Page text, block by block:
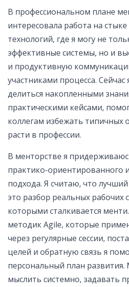
В профессиональном плане
интересовала работа на стыке
технологий, где я могу не
эффективные системы, но и
и продуктивную
участниками процесса. Сейчас
делиться накопленными
практическими кейсами,
коллегам избежать типичных
расти в профессии.
В менторстве я
практико-ориентированного
подхода. Я считаю, что лучший
это разбор реальных рабочих
которыми сталкивается
методик Agile, которые
через регулярные сессии,
целей и обратную связь я
персональный план
мыслить системно, задавать